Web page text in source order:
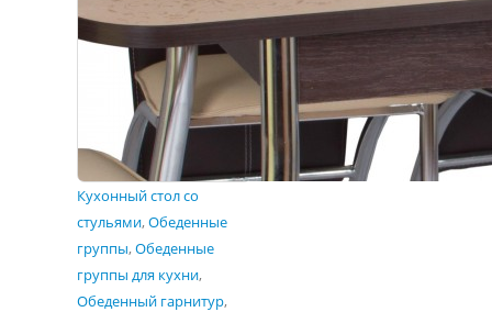
Кухонный стол со
стульями,Обеденные
группы,Обеденные
группы для кухни,
Обеденный гарнитур,